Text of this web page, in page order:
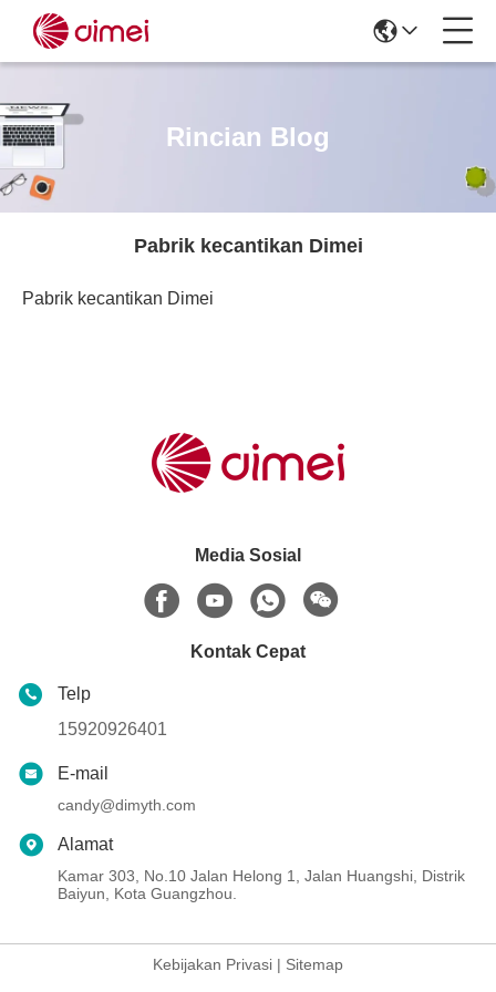
Rincian Blog
Pabrik kecantikan Dimei
Pabrik kecantikan Dimei
Media Sosial
Kontak Cepat
Telp
15920926401
E-mail
candy@dimyth.com
Alamat
Kamar 303, No.10 Jalan Helong 1, Jalan Huangshi, Distrik
Baiyun, Kota Guangzhou.
Kebijakan Privasi | Sitemap